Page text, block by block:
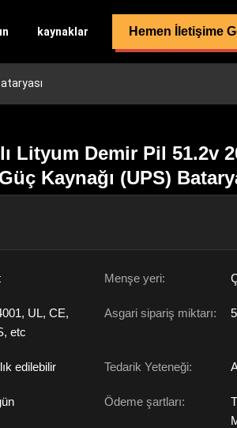
kaynaklar Hemen İletişime
Lityum Demir Pil 51.2v
Kaynağı (UPS)
Menşe yeri:
UL, CE,
etc
Asgari sipariş miktarı:
edilebilir Tedarik Yeteneği:
Ödeme şartları: